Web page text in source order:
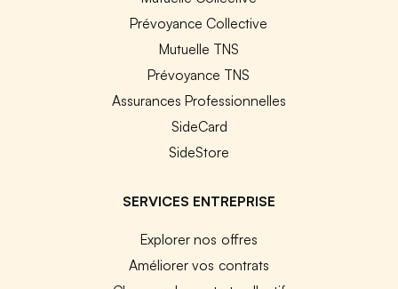
Prévoyance Collective
Mutuelle TNS
Prévoyance TNS
Assurances Professionnelles
SideCard
SideStore
SERVICES ENTREPRISE
Explorer nos offres
Améliorer vos contrats